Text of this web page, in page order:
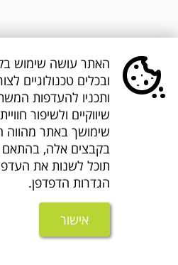
ובכלים טכנולוגיים
ותכניו להעדפות
שיווקיים ולשיפור
שימושך באתר מהווה
בקבצים אלה, בהתאם
תוכל לשנות את
הגדרות הדפדפן.
אישור